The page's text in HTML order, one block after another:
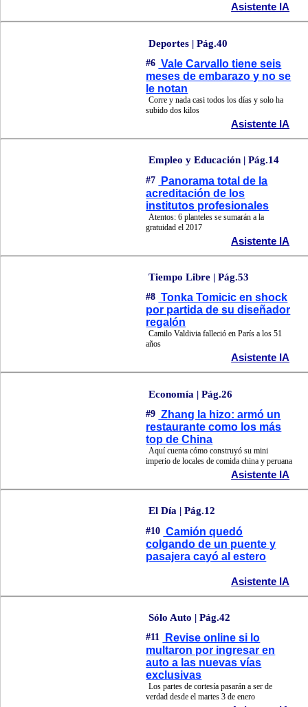
Asistente IA
Deportes | Pág.40
#6 Vale Carvallo tiene seis
meses de embarazo y no se
le notan
Corre y nada casi todos los días y solo ha
subido dos kilos
Asistente IA
Empleo y Educación | Pág.14
#7
Panorama total de la
acreditación de los
institutos profesionales
Atentos: 6 planteles se sumarán a la
gratuidad el 2017
Asistente IA
Tiempo Libre | Pág.53
#8 Tonka Tomicic en shock
por partida de su diseñador
regalón
Camilo Valdivia falleció en París a los 51
años
Asistente IA
Economía | Pág.26
#9 Zhang la hizo: armó un
restaurante como los más
top de China
Aquí cuenta cómo construyó su mini
imperio de locales de comida china y peruana
Asistente IA
El Día | Pág.12
#10 Camión quedó
colgando de un puente y
pasajera cayó al estero
Asistente IA
Sólo Auto | Pág.42
#11
Revise online si lo
multaron por ingresar en
auto a las nuevas vías
exclusivas
Los partes de cortesía pasarán a ser de
verdad desde el martes 3 de enero